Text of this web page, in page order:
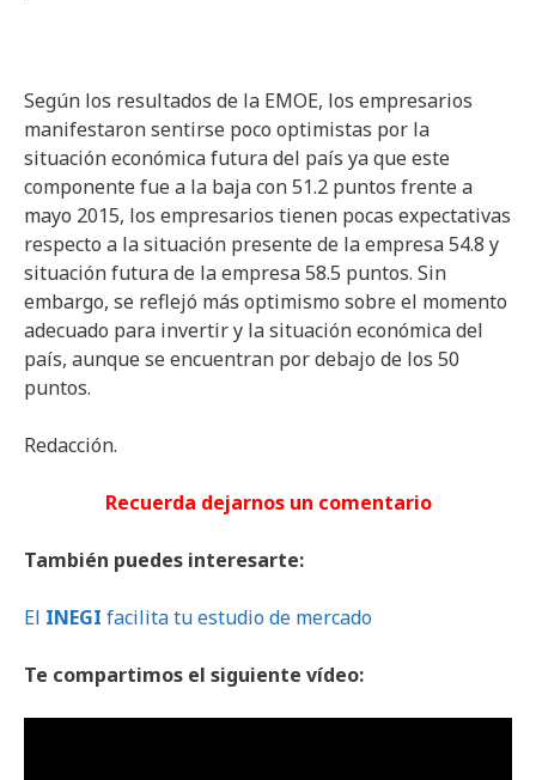
Según los resultados de la EMOE, los empresarios
manifestaron sentirse poco optimistas por la
situación económica futura del país ya que este
componente fue a la baja con 51.2 puntos frente a
mayo 2015, los empresarios tienen pocas expectativas
respecto a la situación presente de la empresa 54.8 y
situación futura de la empresa 58.5 puntos. Sin
embargo, se reflejó más optimismo sobre el momento
adecuado para invertir y la situación económica del
país, aunque se encuentran por debajo de los 50
puntos.
Redacción.
Recuerda dejarnos un comentario
También puedes interesarte:
El INEGI facilita tu estudio de mercado
Te compartimos el siguiente vídeo: